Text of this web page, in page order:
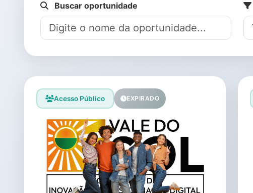
Buscar oportunidade
Acesso Público EXPIRADO